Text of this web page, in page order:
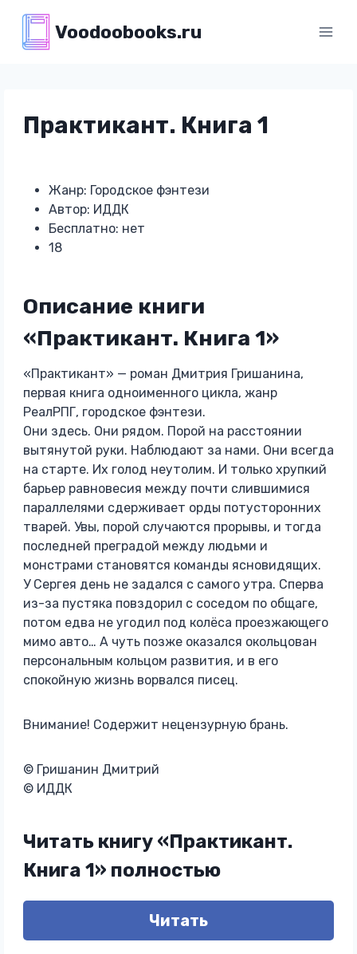
содержимому
Voodoobooks.ru
Практикант. Книга 1
Жанр: Городское фэнтези
Автор: ИДДК
Бесплатно: нет
18
Описание книги
«Практикант. Книга 1»
«Практикант» — роман Дмитрия Гришанина,
первая книга одноименного цикла, жанр
РеалРПГ, городское фэнтези.
Они здесь. Они рядом. Порой на расстоянии
вытянутой руки. Наблюдают за нами. Они всегда
на старте. Их голод неутолим. И только хрупкий
барьер равновесия между почти слившимися
параллелями сдерживает орды потусторонних
тварей. Увы, порой случаются прорывы, и тогда
последней преградой между людьми и
монстрами становятся команды ясновидящих.
У Сергея день не задался с самого утра. Сперва
из-за пустяка повздорил с соседом по общаге,
потом едва не угодил под колёса проезжающего
мимо авто… А чуть позже оказался окольцован
персональным кольцом развития, и в его
спокойную жизнь ворвался писец.
Внимание! Содержит нецензурную брань.
© Гришанин Дмитрий
© ИДДК
Читать книгу «Практикант.
Книга 1» полностью
Читать